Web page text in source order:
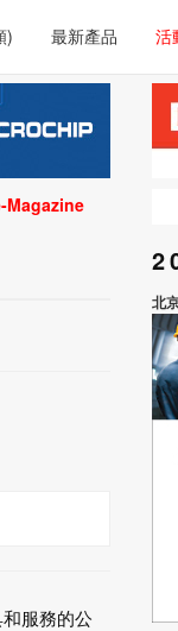
微處理器/微控制器
) 最新產品 活
介面技術
微處理器/微控制器
量測儀器
Magazine
服務的公